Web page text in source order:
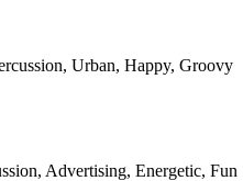
Urban, Happy, Groovy
Advertising, Energetic, Fun